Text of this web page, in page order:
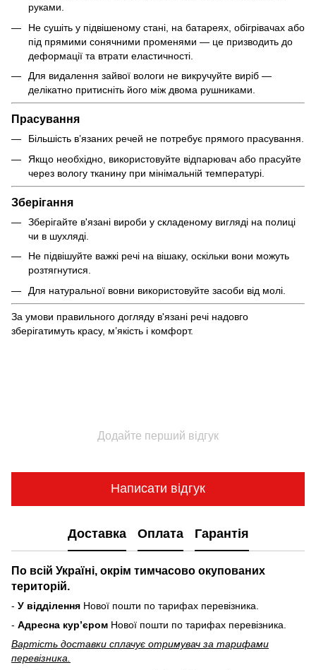
руками.
Не сушіть у підвішеному стані, на батареях, обігрівачах або
під прямими сонячними променями — це призводить до
деформації та втрати еластичності.
Для видалення зайвої вологи не викручуйте виріб —
делікатно притисніть його між двома рушниками.
Прасування
Більшість в’язаних речей не потребує прямого прасування.
Якщо необхідно, використовуйте відпарювач або прасуйте
через вологу тканину при мінімальній температурі.
Зберігання
Зберігайте в'язані вироби у складеному вигляді на полиці
чи в шухляді.
Не підвішуйте важкі речі на вішаку, оскільки вони можуть
розтягнутися.
Для натуральної вовни використовуйте засоби від молі.
За умови правильного догляду в'язані речі надовго
зберігатимуть красу, м’якість і комфорт.
Додайте перший відгук
Написати відгук
Доставка Оплата Гарантія
По всій Україні, окрім тимчасово окупованих
територій.
- У відділення Нової пошти по тарифах перевізника.
- Адресна курʼєром Нової пошти по тарифах перевізника.
Вартість доставки cплачує отримувач за тарифами
перевізника.